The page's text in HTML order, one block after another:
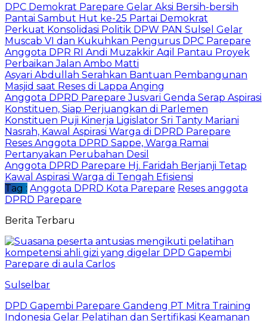
DPC Demokrat Parepare Gelar Aksi Bersih-bersih
Pantai Sambut Hut ke-25 Partai Demokrat
Perkuat Konsolidasi Politik DPW PAN Sulsel Gelar
Muscab VI dan Kukuhkan Pengurus DPC Parepare
Anggota DPR RI Andi Muzakkir Aqil Pantau Proyek
Perbaikan Jalan Ambo Matti
Asyari Abdullah Serahkan Bantuan Pembangunan
Masjid saat Reses di Lappa Anging
Anggota DPRD Parepare Jusvari Genda Serap Aspirasi
Konstituen, Siap Perjuangkan di Parlemen
Konstituen Puji Kinerja Ligislator Sri Tanty Mariani
Nasrah, Kawal Aspirasi Warga di DPRD Parepare
Reses Anggota DPRD Sappe, Warga Ramai
Pertanyakan Perubahan Desil
Anggota DPRD Parepare Hj. Faridah Berjanji Tetap
Kawal Aspirasi Warga di Tengah Efisiensi
Tag : Anggota DPRD Kota Parepare Reses anggota
DPRD Parepare
Berita Terbaru
Sulselbar
DPD Gapembi Parepare Gandeng PT Mitra Training
Indonesia Gelar Pelatihan dan Sertifikasi Keamanan